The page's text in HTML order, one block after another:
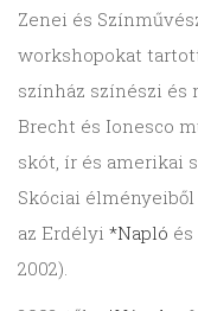
Zenei és
workshopokat
színház színészi és
Brecht és Ionesco
skót, ír és amerikai
Skóciai
az Erdélyi *Napló
2002).